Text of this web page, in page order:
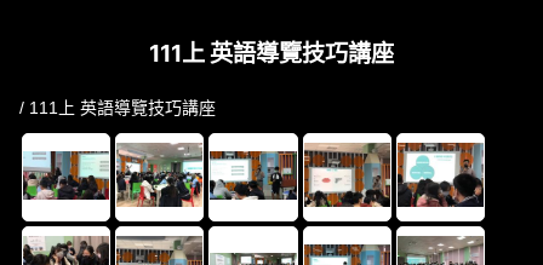
111上 英語導覽技巧講座
/ 111上 英語導覽技巧講座